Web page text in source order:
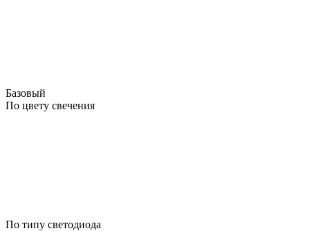
Базовый
По цвету свечения
По типу светодиода